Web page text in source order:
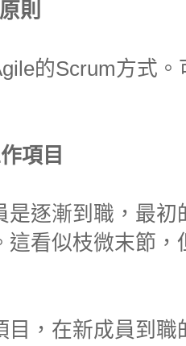
則
的Scrum方式。
項目
是逐漸到職，最
這看似枝微末節
目，在新成員到